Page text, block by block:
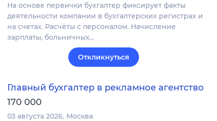
На основе первички бухгалтер фиксирует факты
деятельности компании в бухгалтерских регистрах и
на счетах. Расчёты с персоналом. Начисление
зарплаты, больничных…
Откликнуться
Главный бухгалтер в рекламное агентство
170 000
03 августа 2026 Москва